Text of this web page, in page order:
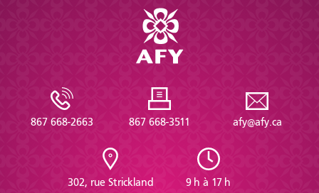
867 668-2663 867 668-3511 afy@afy.ca
302, rue Strickland 9 h à 17 h